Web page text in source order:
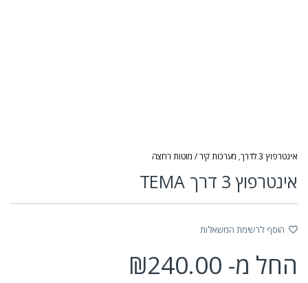
אינטרפוץ 3 לדרך , מערכות קיר / מוטות רחצה
אינטרפוץ 3 דרך TEMA
הוסף לרשימת המשאלות
החל מ- ₪240.00